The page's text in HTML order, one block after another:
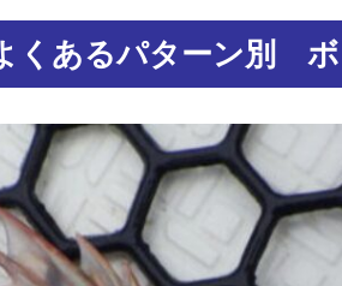
くあるパターン別